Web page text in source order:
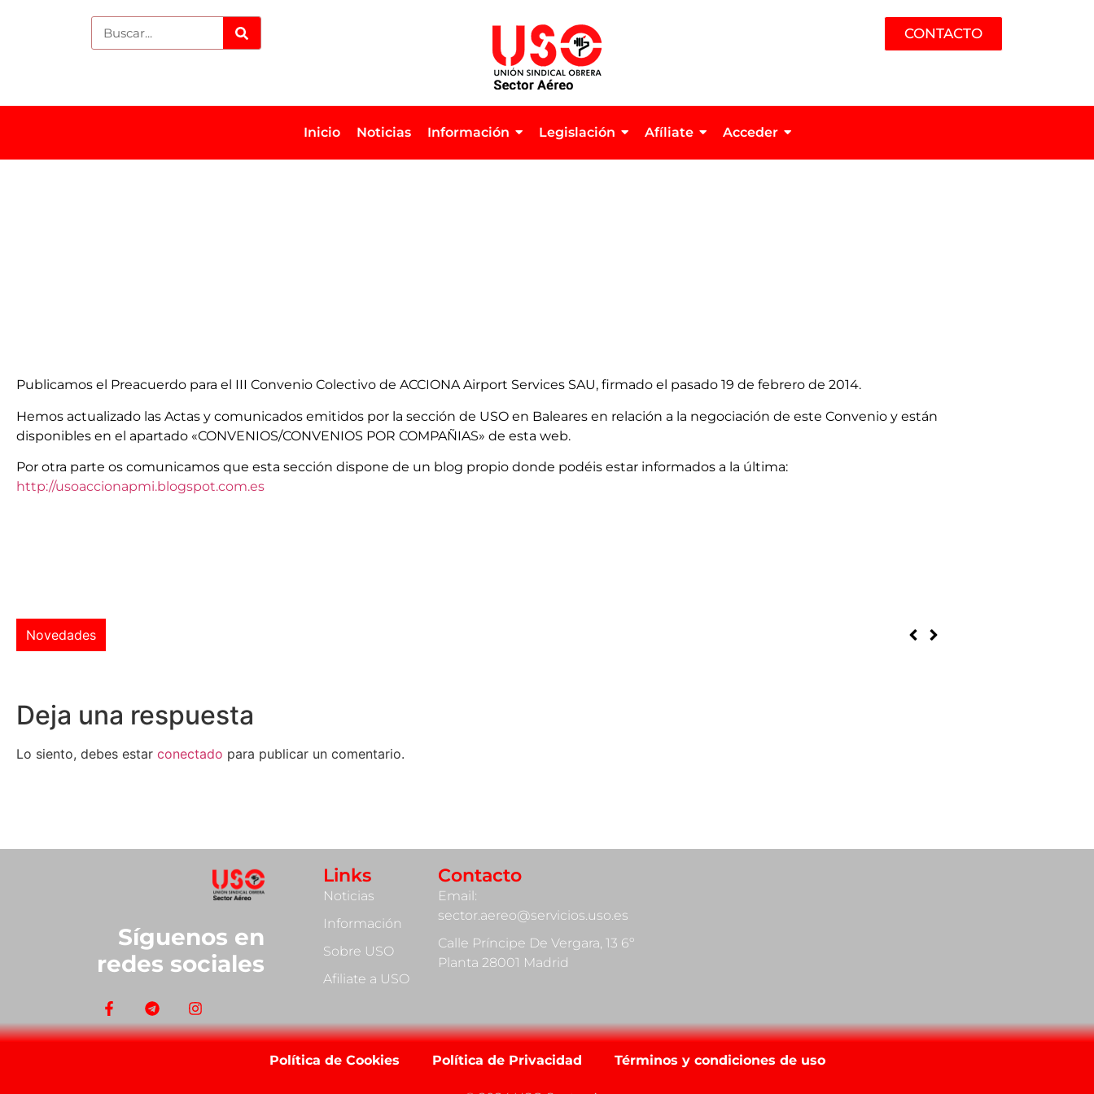
CONTACTO
Inicio Noticias Información Legislación Afíliate Acceder
Publicamos el Preacuerdo para el III Convenio Colectivo de ACCIONA Airport Services SAU, firmado el pasado 19 de febrero de 2014.
Hemos actualizado las Actas y comunicados emitidos por la sección de USO en Baleares en relación a la negociación de este Convenio y están
disponibles en el apartado «CONVENIOS/CONVENIOS POR COMPAÑIAS» de esta web.
Por otra parte os comunicamos que esta sección dispone de un blog propio donde podéis estar informados a la última:
http://usoaccionapmi.blogspot.com.es
Novedades
Deja una respuesta
Lo siento, debes estar conectado para publicar un comentario.
Síguenos en
redes sociales
Links
Noticias
Información
Sobre USO
Afiliate a USO
Contacto
Email:
sector.aereo@servicios.uso.es
Calle Príncipe De Vergara, 13 6º
Planta 28001 Madrid
Política de Cookies Política de Privacidad Términos y condiciones de uso